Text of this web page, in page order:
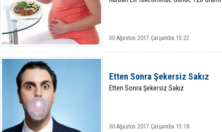
30 Ağustos 2017 Çarşamba 15:22
Etten Sonra Şekersiz Sakız
Etten Sonra Şekersiz Sakız
30 Ağustos 2017 Çarşamba 15:18